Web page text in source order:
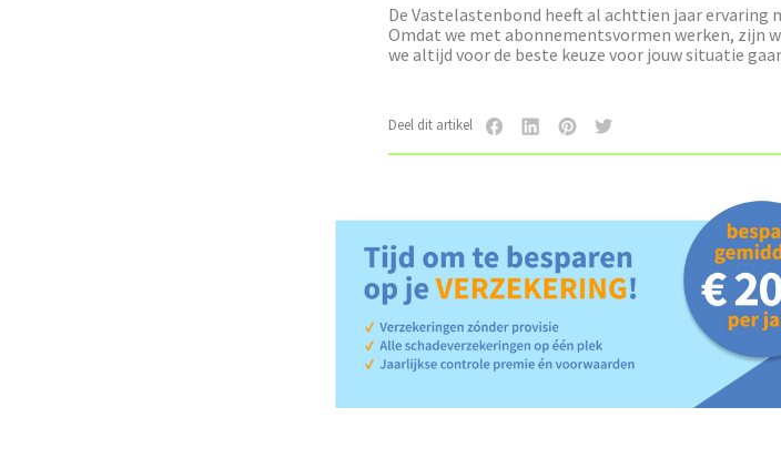
De Vastelastenbond heeft al achttien jaar ervaring
Omdat we met abonnementsvormen werken, zijn
we altijd voor de beste keuze voor jouw situatie
Deel dit artikel